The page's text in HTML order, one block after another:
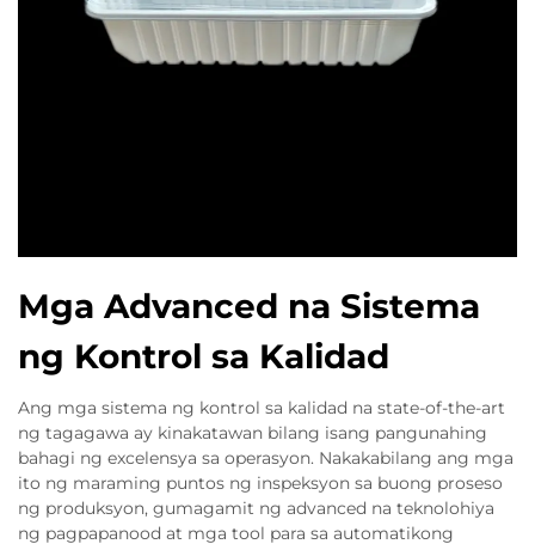
Mga Advanced na Sistema
ng Kontrol sa Kalidad
Ang mga sistema ng kontrol sa kalidad na state-of-the-art
ng tagagawa ay kinakatawan bilang isang pangunahing
bahagi ng excelensya sa operasyon. Nakakabilang ang mga
ito ng maraming puntos ng inspeksyon sa buong proseso
ng produksyon, gumagamit ng advanced na teknolohiya
ng pagpapanood at mga tool para sa automatikong